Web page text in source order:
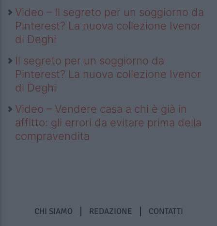
Video – Il segreto per un soggiorno da
Pinterest? La nuova collezione Ivenor
di Deghi
Il segreto per un soggiorno da
Pinterest? La nuova collezione Ivenor
di Deghi
Video – Vendere casa a chi è già in
affitto: gli errori da evitare prima della
compravendita
CHI SIAMO REDAZIONE CONTATTI